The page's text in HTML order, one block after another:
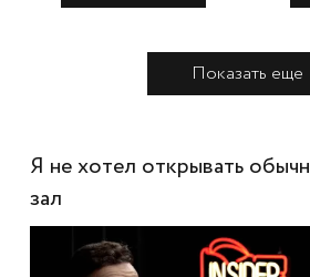
Показать еще
Я не хотел открывать
зал